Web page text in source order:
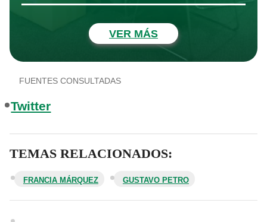
VER MÁS
FUENTES CONSULTADAS
Twitter
TEMAS RELACIONADOS:
FRANCIA MÁRQUEZ GUSTAVO PETRO